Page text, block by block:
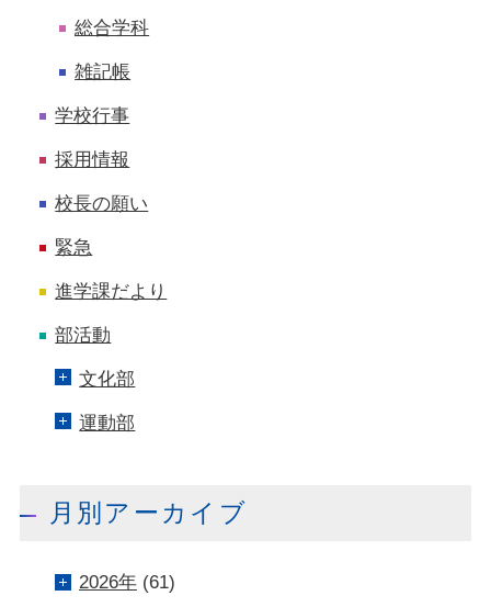
総合学科
雑記帳
学校行事
採用情報
校長の願い
緊急
進学課だより
部活動
文化部
運動部
月別アーカイブ
2026年(61)